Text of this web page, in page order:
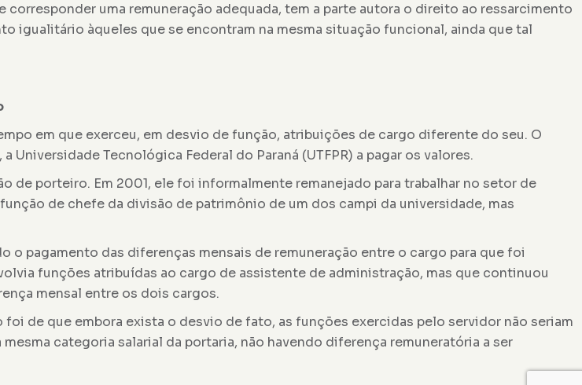
uma remuneração adequada, tem a parte autora o direito ao ressarcimento
igualitário àqueles que se encontram na mesma situação funcional, ainda que tal
em que exerceu, em desvio de função, atribuições de cargo diferente do seu. O
Universidade Tecnológica Federal do Paraná (UTFPR) a pagar os valores.
de porteiro. Em 2001, ele foi informalmente remanejado para trabalhar no setor de
de chefe da divisão de patrimônio de um dos campi da universidade, mas
pagamento das diferenças mensais de remuneração entre o cargo para que foi
funções atribuídas ao cargo de assistente de administração, mas que continuou
mensal entre os dois cargos.
de que embora exista o desvio de fato, as funções exercidas pelo servidor não seriam
categoria salarial da portaria, não havendo diferença remuneratória a ser